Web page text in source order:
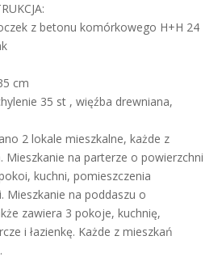
z betonu komórkowego H+H 24
cm
35 st , więźba drewniana,
2 lokale mieszkalne, każde z
Mieszkanie na parterze o powierzchni
kuchni, pomieszczenia
Mieszkanie na poddaszu o
zawiera 3 pokoje, kuchnię,
i łazienkę. Każde z mieszkań